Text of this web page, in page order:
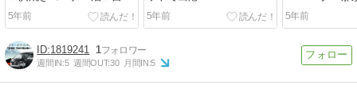
に包まれ、活気に満ちた港
町・女川の旅♪
5年前
5年前
ン」でバーベ
5年前
1819241 1
週間IN:5 週間OUT:30 月間IN:5